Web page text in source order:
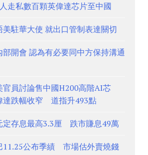
走私數百顆英偉達芯片至中國
美駐華大使 就出口管制表達關切
部開會 認為有必要同中方保持溝通
官員討論售中國H200高階AI芯
跌幅收窄 道指升493點
定存息最高3.3厘 跌市賺息49萬
11.25公布季績 市場估外賣燒錢